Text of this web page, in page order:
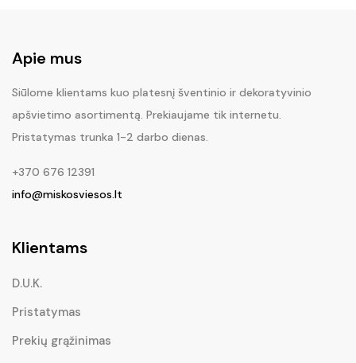
Apie mus
Siūlome klientams kuo platesnį šventinio ir dekoratyvinio
apšvietimo asortimentą. Prekiaujame tik internetu.
Pristatymas trunka 1-2 darbo dienas.
+370 676 12391
info@miskosviesos.lt
Klientams
D.U.K.
Pristatymas
Prekių grąžinimas